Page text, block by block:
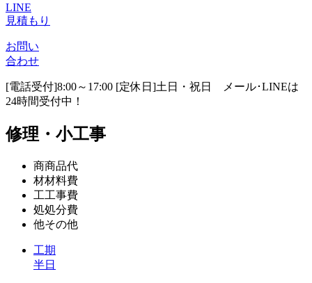
LINE
見積もり
お問い
合わせ
[電話受付]8:00～17:00 [定休日]土日・祝日
メール･LINEは
24時間受付中！
修理・小工事
商商品代
材材料費
工工事費
処処分費
他その他
工期
半日